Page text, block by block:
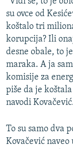
su ovce od
koštalo tri
korupcija? Ili
desne obale, to
maraka. A ja
komisije za
piše da je
navodi
To su samo dva
Kovačević